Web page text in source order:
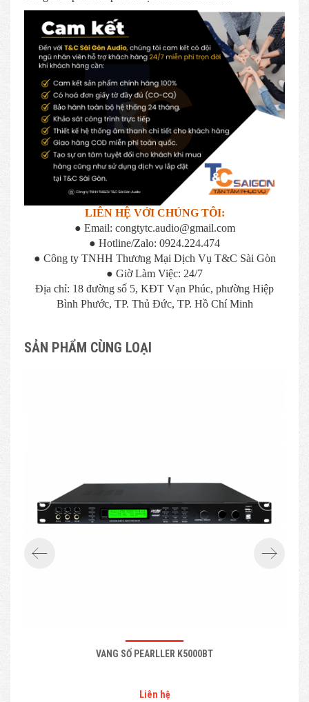
LIÊN HỆ VỚI CHÚNG TÔI:
● Email: congtytc.audio@gmail.com
● Hotline/Zalo: 0924.224.474
● Công ty TNHH Thương Mại Dịch Vụ T&C Sài Gòn
● Giờ Làm Việc: 24/7
Địa chỉ: 18 đường số 5, KĐT Vạn Phúc, phường Hiệp
Bình Phước, TP. Thủ Đức, TP. Hồ Chí Minh
SẢN PHẨM CÙNG LOẠI
VANG SỐ PEARLLER K5000BT
Liên hệ